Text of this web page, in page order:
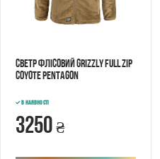
Светр флісовий GRIZZLY full zip
Coyote Pentagon
В наявності
3250 ₴